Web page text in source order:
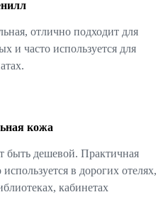
отлично подходит для
и часто используется для
кожа
быть дешевой. Практичная
в дорогих отелях,
кабинетах